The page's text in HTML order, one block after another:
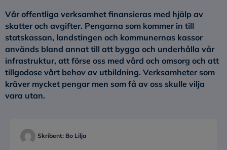
Vår offentliga verksamhet finansieras med hjälp av
skatter och avgifter. Pengarna som kommer in till
statskassan, landstingen och kommunernas kassor
används bland annat till att bygga och underhålla vår
infrastruktur, att förse oss med vård och omsorg och att
tillgodose vårt behov av utbildning. Verksamheter som
kräver mycket pengar men som få av oss skulle vilja
vara utan.
Skribent: Bo Lilja